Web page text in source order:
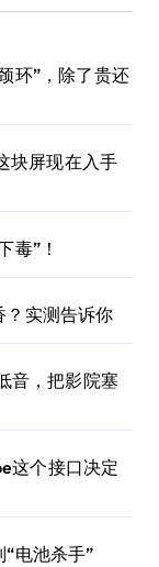
环”，除了贵还
块屏现在入手
毒”！
？实测告诉你
音，把影院塞
这个接口决定
电池杀手”